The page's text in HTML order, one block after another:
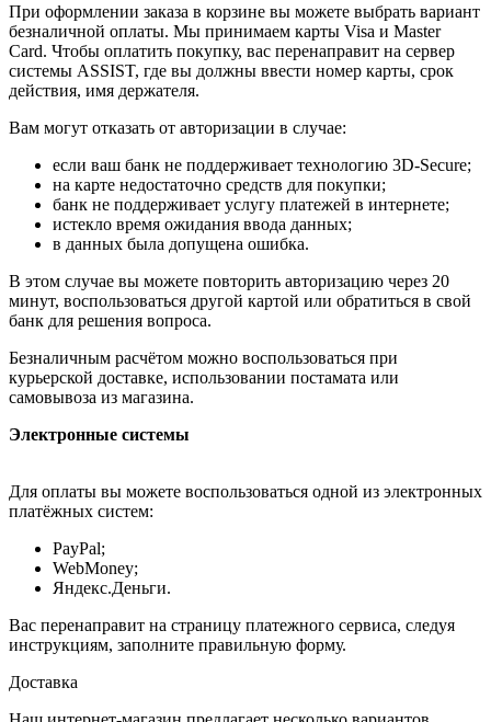
При оформлении заказа в корзине вы можете выбрать вариант
безналичной оплаты. Мы принимаем карты Visa и Master
Card. Чтобы оплатить покупку, вас перенаправит на сервер
системы ASSIST, где вы должны ввести номер карты, срок
действия, имя держателя.
Вам могут отказать от авторизации в случае:
если ваш банк не поддерживает технологию 3D-Secure;
на карте недостаточно средств для покупки;
банк не поддерживает услугу платежей в интернете;
истекло время ожидания ввода данных;
в данных была допущена ошибка.
В этом случае вы можете повторить авторизацию через 20
минут, воспользоваться другой картой или обратиться в свой
банк для решения вопроса.
Безналичным расчётом можно воспользоваться при
курьерской доставке, использовании постамата или
самовывоза из магазина.
Электронные системы
Для оплаты вы можете воспользоваться одной из электронных
платёжных систем:
PayPal;
WebMoney;
Яндекс.Деньги.
Вас перенаправит на страницу платежного сервиса, следуя
инструкциям, заполните правильную форму.
Доставка